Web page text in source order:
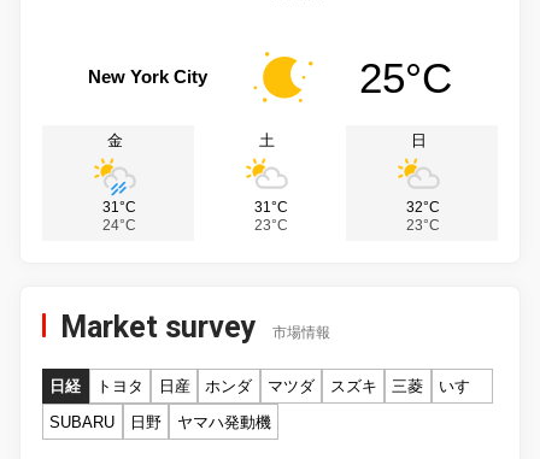
New York City 25°C
金
31°C
24°C
土
31°C
23°C
日
32°C
23°C
Market survey 市場情報
日経 トヨタ 日産 ホンダ マツダ スズキ 三菱
いすゞ
SUBARU
日野 ヤマハ発動機